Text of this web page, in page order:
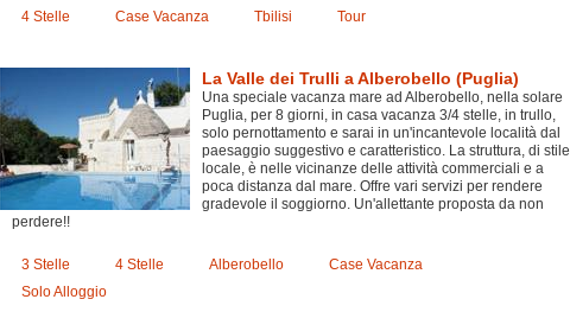
4 Stelle Case Vacanza Tbilisi Tour
La Valle dei Trulli a Alberobello (Puglia)
Una speciale vacanza mare ad Alberobello, nella solare
Puglia, per 8 giorni, in casa vacanza 3/4 stelle, in trullo,
solo pernottamento e sarai in un'incantevole località dal
paesaggio suggestivo e caratteristico. La struttura, di stile
locale, è nelle vicinanze delle attività commerciali e a
poca distanza dal mare. Offre vari servizi per rendere
gradevole il soggiorno. Un'allettante proposta da non
perdere!!
3 Stelle 4 Stelle Alberobello
Case Vacanza
Solo Alloggio